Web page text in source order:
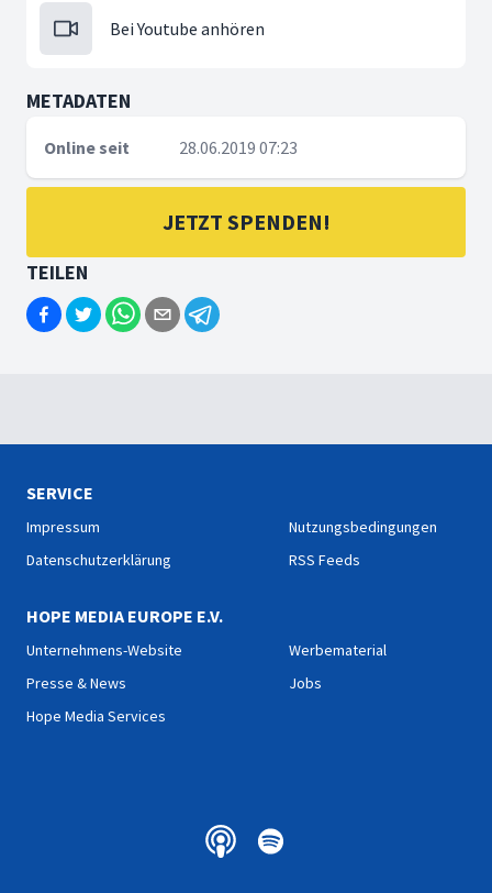
Bei Youtube anhören
METADATEN
Online seit 28.06.2019 07:23
JETZT SPENDEN!
TEILEN
SERVICE
Impressum
Datenschutzerklärung
Nutzungsbedingungen
RSS Feeds
HOPE MEDIA EUROPE E.V.
Unternehmens-Website
Presse & News
Hope Media Services
Werbematerial
Jobs